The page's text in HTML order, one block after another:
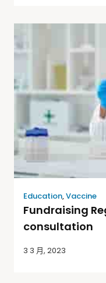
Education,Vaccine
Fundraising
consultation
3 3 月, 2023